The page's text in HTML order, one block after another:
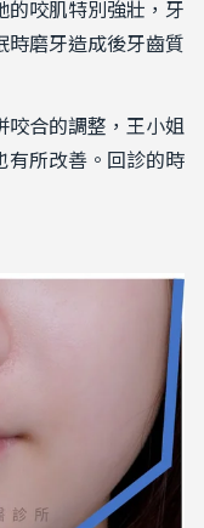
咬肌特別強壯，牙
磨牙造成後牙齒質
咬合的調整，王小姐
有所改善。回診的時